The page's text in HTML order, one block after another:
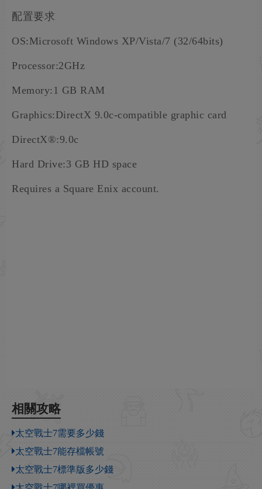
配置要求
OS:Microsoft Windows XP/Vista/7 (32/64bits)
Processor:2GHz
Memory:1 GB RAM
Graphics:DirectX 9.0c-compatible graphic card
DirectX®:9.0c
Hard Drive:3 GB HD space
Requires a Square Enix account.
相關攻略
太空戰士7需要多少錢
太空戰士7能存檔帳號
太空戰士7標準版多少錢